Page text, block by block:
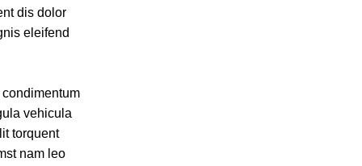
dis dolor
eleifend
vehicula
torquent
nam leo